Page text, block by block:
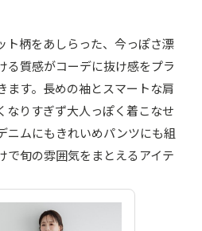
ト柄をあしらった、今っぽさ漂
る質感がコーデに抜け感をプラ
ます。長めの袖とスマートな肩
なりすぎず大人っぽく着こなせ
ニムにもきれいめパンツにも組
で旬の雰囲気をまとえるアイテ